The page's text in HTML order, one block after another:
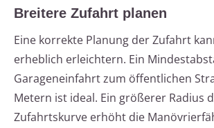
Breitere Zufahrt planen
Eine korrekte Planung der Zufahrt
erheblich erleichtern. Ein
Garageneinfahrt zum öffentlichen
Metern ist ideal. Ein größerer Radius
Zufahrtskurve erhöht die